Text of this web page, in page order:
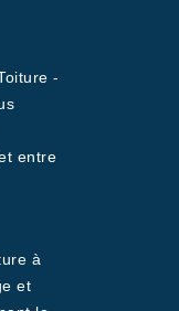
-
entre
à
et